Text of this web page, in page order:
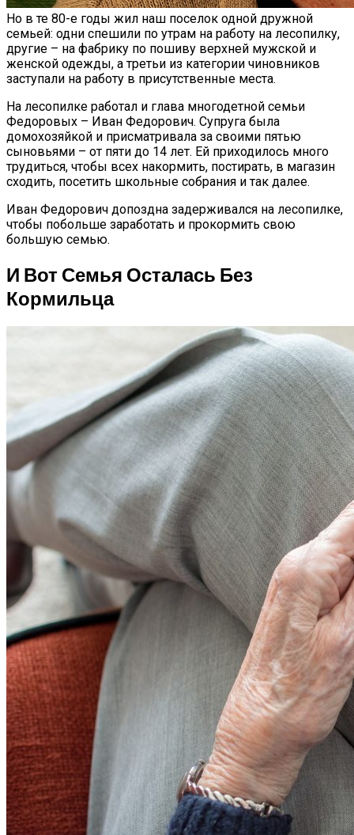
Лунный Календарь Окрашивания
Волос На Октябрь 2025 Года
Но в те 80-е годы жил наш поселок одной дружной
семьей: одни спешили по утрам на работу на лесопилку,
другие – на фабрику по пошиву верхней мужской и
женской одежды, а третьи из категории чиновников
заступали на работу в присутственные места.
На лесопилке работал и глава многодетной семьи
Федоровых – Иван Федорович. Супруга была
домохозяйкой и присматривала за своими пятью
сыновьями – от пяти до 14 лет. Ей приходилось много
трудиться, чтобы всех накормить, постирать, в магазин
сходить, посетить школьные собрания и так далее.
Иван Федорович допоздна задерживался на лесопилке,
чтобы побольше заработать и прокормить свою
большую семью.
И Вот Семья Осталась Без
Кормильца